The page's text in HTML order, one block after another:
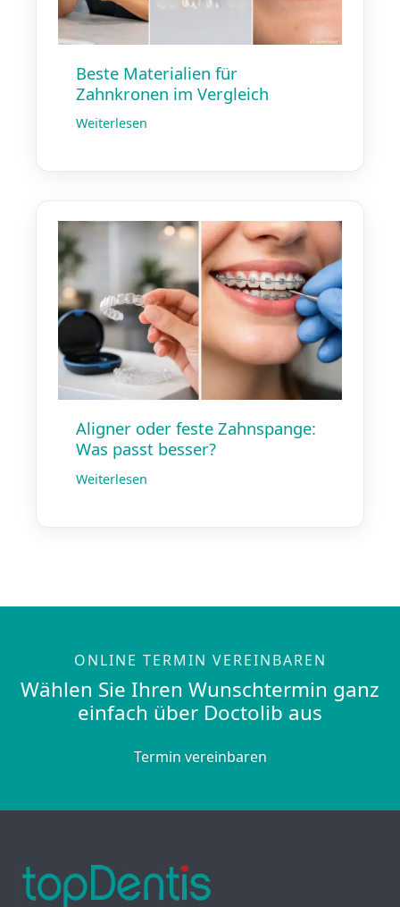
Beste Materialien für
Zahnkronen im Vergleich
Weiterlesen
Aligner oder feste Zahnspange:
Was passt besser?
Weiterlesen
ONLINE TERMIN VEREINBAREN
Wählen Sie Ihren Wunschtermin ganz
einfach über Doctolib aus
Termin vereinbaren